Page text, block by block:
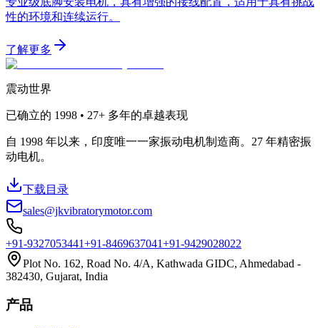
性的环境和连续运行。
了解更多
震动世界
已确立的 1998 • 27+ 多年的卓越表现
自 1998 年以来，印度唯一一家振动电机制造商。27 年精密振
动电机。
下载目录
sales@jkvibratorymotor.com
+91-9327053441+91-8469637041+91-9429028022
Plot No. 162, Road No. 4/A, Kathwada GIDC, Ahmedabad -
382430, Gujarat, India
产品